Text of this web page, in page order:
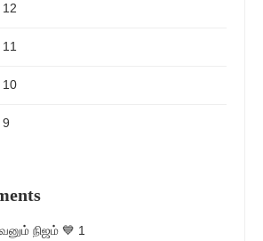
நிஜம் 💙 1